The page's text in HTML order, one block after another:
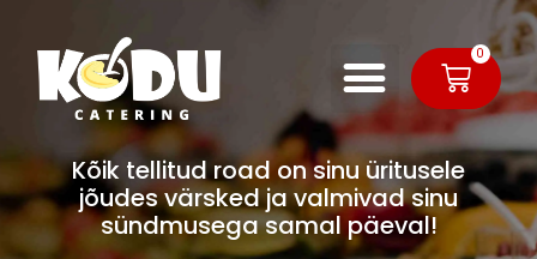
0
Kõik tellitud road on sinu üritusele
jõudes värsked ja valmivad sinu
sündmusega samal päeval!